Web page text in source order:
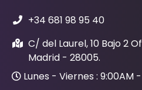
+34 681 98 95 40
C/ del Laurel, 10 Bajo 2
Madrid - 28005.
Lunes - Viernes : 9:00AM -